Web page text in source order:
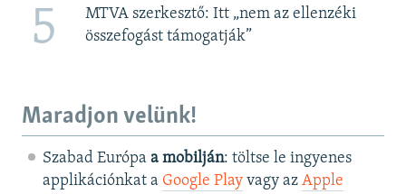
5
MTVA szerkesztő: Itt „nem az ellenzéki
összefogást támogatják”
Maradjon velünk!
Szabad Európa a mobilján: töltse le ingyenes
applikációnkat a Google Playvagy az Apple